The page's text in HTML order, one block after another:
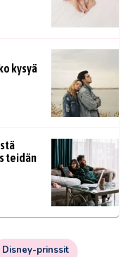
kysyä
teidän
Disney-prinssit